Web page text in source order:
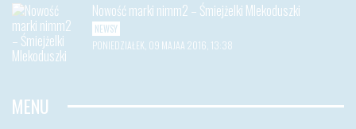
Nowość marki nimm2 – Śmiejżelki Mlekoduszki
NEWSY
PONIEDZIAŁEK, 09 MAJAA 2016, 13:38
MENU